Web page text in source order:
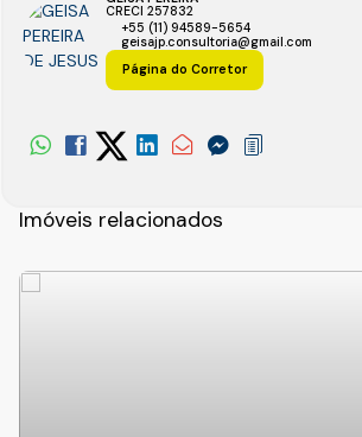
CRECI 257832
+55 (11) 94589-5654
geisajp.consultoria@gmail.com
Página do Corretor
Imóveis relacionados